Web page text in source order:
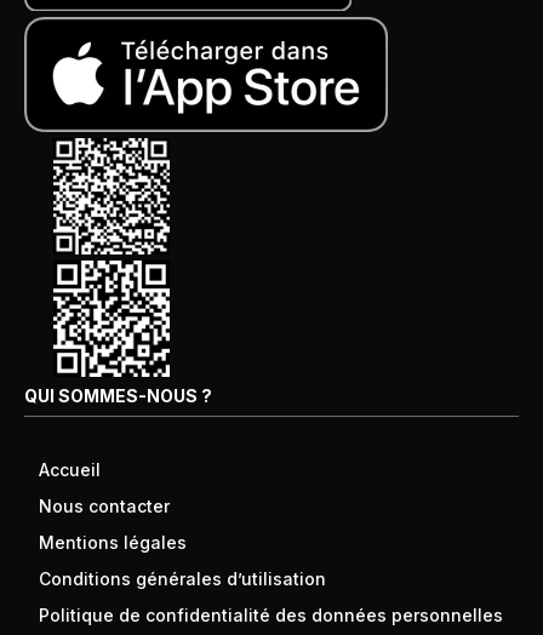
QUI SOMMES-NOUS ?
Accueil
Nous contacter
Mentions légales
Conditions générales d’utilisation
Politique de confidentialité des données personnelles